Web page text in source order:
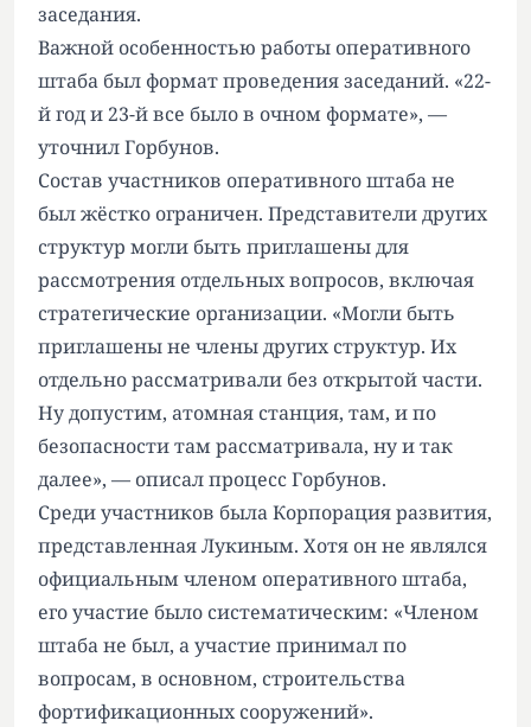
заседания.
Важной особенностью работы оперативного
штаба был формат проведения заседаний. «22-
й год и 23-й все было в очном формате», —
уточнил Горбунов.
Состав участников оперативного штаба не
был жёстко ограничен. Представители других
структур могли быть приглашены для
рассмотрения отдельных вопросов, включая
стратегические организации. «Могли быть
приглашены не члены других структур. Их
отдельно рассматривали без открытой части.
Ну допустим, атомная станция, там, и по
безопасности там рассматривала, ну и так
далее», — описал процесс Горбунов.
Среди участников была Корпорация развития,
представленная Лукиным. Хотя он не являлся
официальным членом оперативного штаба,
его участие было систематическим: «Членом
штаба не был, а участие принимал по
вопросам, в основном, строительства
фортификационных сооружений».